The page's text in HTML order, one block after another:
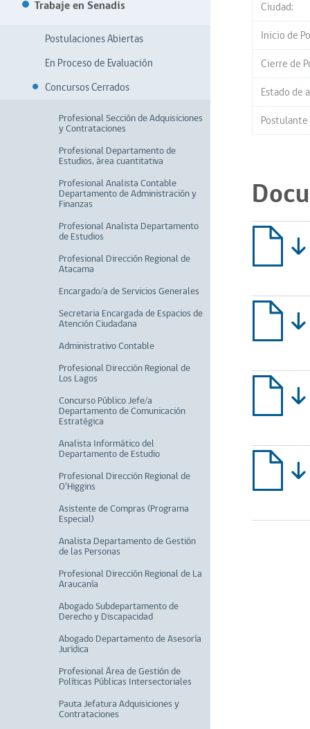
Trabaje en Senadis
Postulaciones Abiertas
En Proceso de Evaluación
Concursos Cerrados
Profesional Sección de Adquisiciones
y Contrataciones
Profesional Departamento de
Estudios, área cuantitativa
Profesional Analista Contable
Departamento de Administración y
Finanzas
Profesional Analista Departamento
de Estudios
Profesional Dirección Regional de
Atacama
Encargado/a de Servicios Generales
Secretaria Encargada de Espacios de
Atención Ciudadana
Administrativo Contable
Profesional Dirección Regional de
Los Lagos
Concurso Público Jefe/a
Departamento de Comunicación
Estratégica
Analista Informático del
Departamento de Estudio
Profesional Dirección Regional de
O'Higgins
Asistente de Compras (Programa
Especial)
Analista Departamento de Gestión
de las Personas
Profesional Dirección Regional de La
Araucanía
Abogado Subdepartamento de
Derecho y Discapacidad
Abogado Departamento de Asesoría
Jurídica
Profesional Área de Gestión de
Políticas Públicas Intersectoriales
Pauta Jefatura Adquisiciones y
Contrataciones
Ciudad:
Inicio de
Cierre de
Estado de